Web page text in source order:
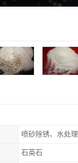
喷砂除锈、水处理
石英石